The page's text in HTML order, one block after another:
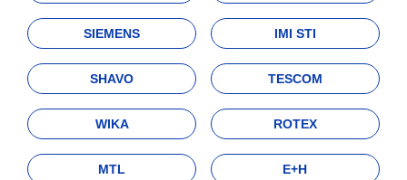
SIEMENS IMI STI
SHAVO TESCOM
WIKA ROTEX
MTL E+H